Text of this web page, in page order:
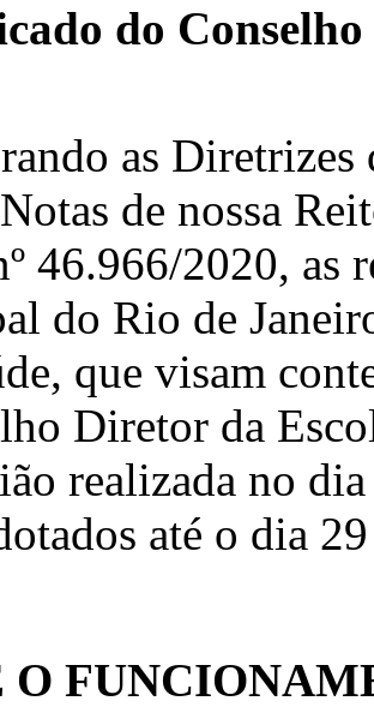
do
as
de nossa
46.966/2020, as
do Rio de
que visam
Diretor da
realizada no
até o dia
O